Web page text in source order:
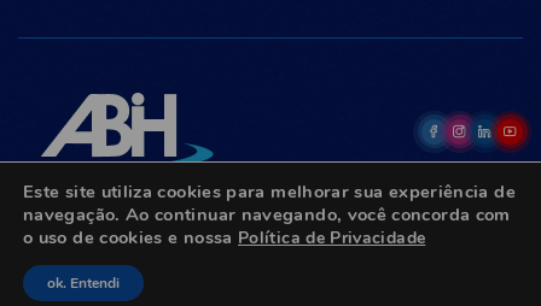
© Copyright 2022 - Todos os direitos reservados.
Este site utiliza cookies para melhorar sua experiência de
navegação. Ao continuar navegando, você concorda com
o uso de cookies e nossa Política de Privacidade
ok. Entendi